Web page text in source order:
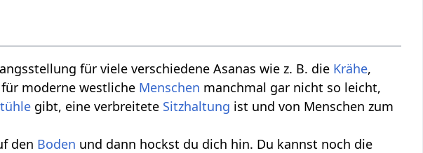
für viele verschiedene Asanas wie z. B. die Krähe,
moderne westliche Menschen manchmal gar nicht so leicht,
gibt, eine verbreitete Sitzhaltung ist und von Menschen zum
den Boden und dann hockst du dich hin. Du kannst noch die